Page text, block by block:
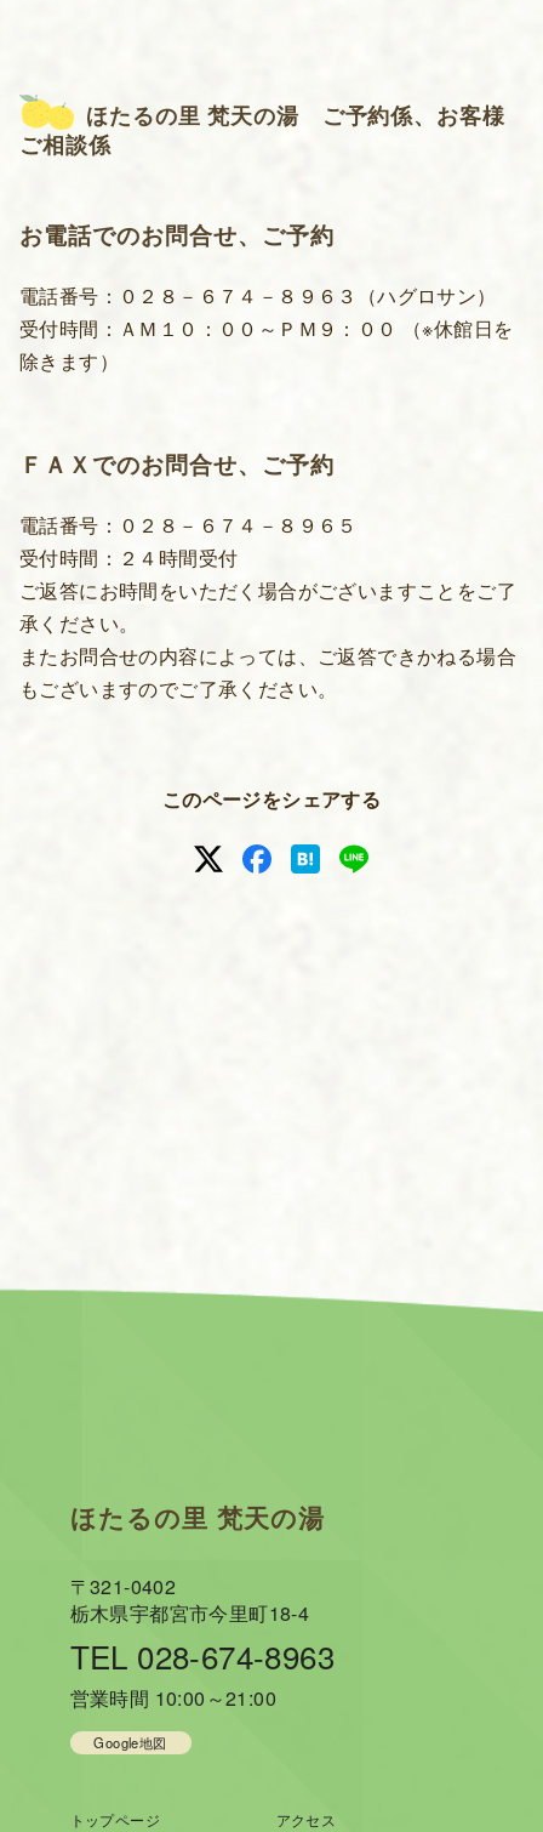
ほたるの里 梵天の湯 ご予約係、お客様
ご相談係
お電話でのお問合せ、ご予約
電話番号：０２８－６７４－８９６３（ハグロサン）
受付時間：ＡＭ１０：００～ＰＭ９：００ （※休館日を
除きます）
ＦＡＸでのお問合せ、ご予約
電話番号：０２８－６７４－８９６５
受付時間：２４時間受付
ご返答にお時間をいただく場合がございますことをご了
承ください。
またお問合せの内容によっては、ご返答できかねる場合
もございますのでご了承ください。
このページをシェアする
ほたるの里 梵天の湯
〒321-0402
栃木県宇都宮市今里町18-4
TEL 028-674-8963
営業時間 10:00～21:00
Google地図
トップページ アクセス